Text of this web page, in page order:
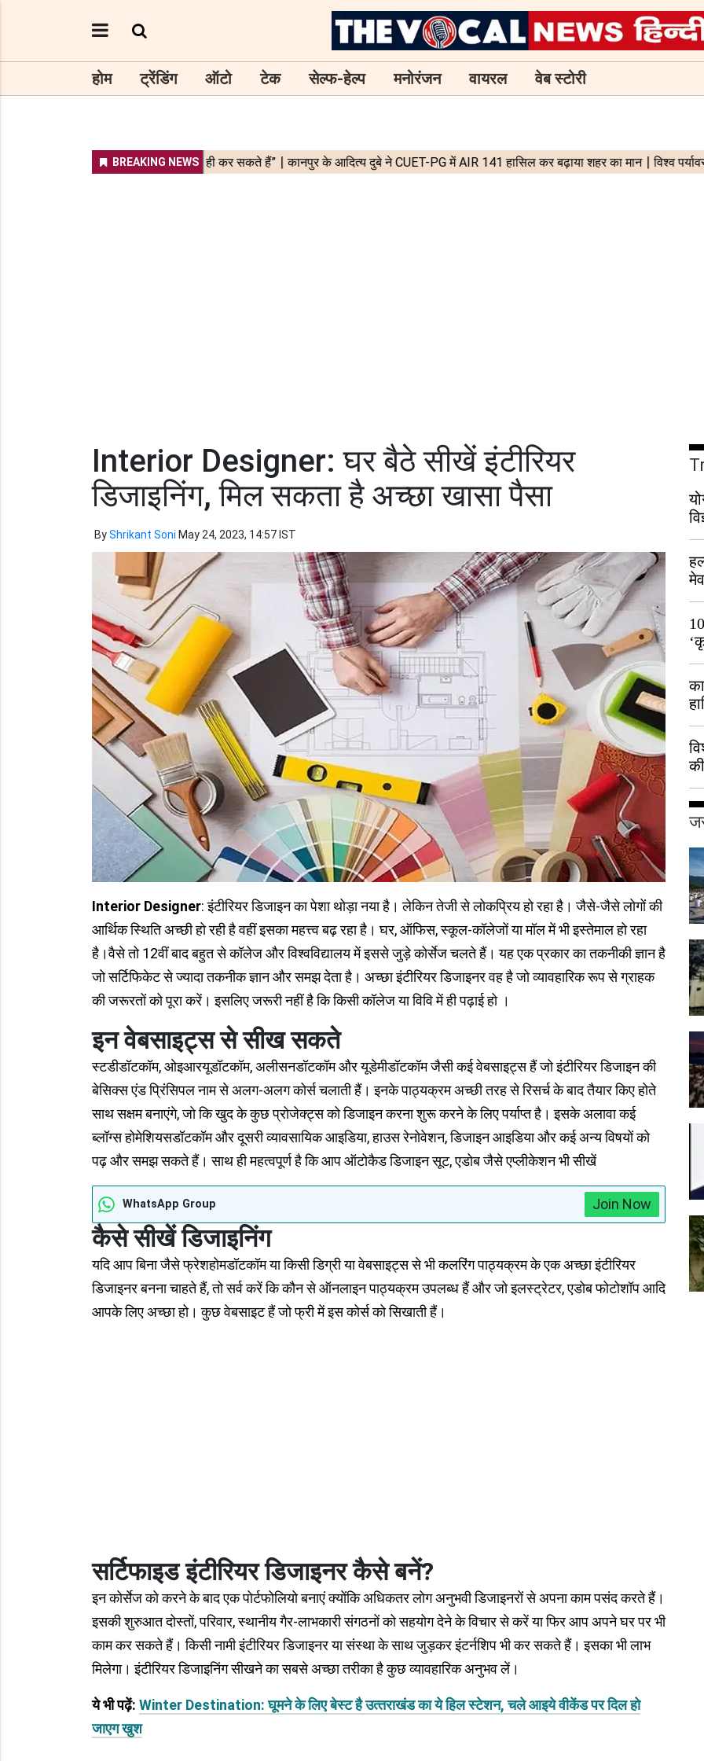
होम ट्रेंडिंग ऑटो टेक सेल्फ-हेल्प मनोरंजन वायरल वेब स्टोरी
Interior Designer: घर बैठे सीखें इंटीरियर
डिजाइनिंग, मिल सकता है अच्छा खासा पैसा
ByShrikant Soni May 24, 2023, 14:57 IST
Interior Designer: इंटीरियर डिजाइन का पेशा थोड़ा नया है। लेकिन तेजी से लोकप्रिय हो रहा है। जैसे-जैसे लोगों की
आर्थिक स्थिति अच्छी हो रही है वहीं इसका महत्त्व बढ़ रहा है। घर, ऑफिस, स्कूल-कॉलेजों या मॉल में भी इस्तेमाल हो रहा
है।वैसे तो 12वीं बाद बहुत से कॉलेज और विश्वविद्यालय में इससे जुड़े कोर्सेज चलते हैं। यह एक प्रकार का तकनीकी ज्ञान है
जो सर्टिफिकेट से ज्यादा तकनीक ज्ञान और समझ देता है। अच्छा इंटीरियर डिजाइनर वह है जो व्यावहारिक रूप से ग्राहक
की जरूरतों को पूरा करें। इसलिए जरूरी नहीं है कि किसी कॉलेज या विवि में ही पढ़ाई हो ।
इन वेबसाइट्स से सीख सकते
स्टडीडॉटकॉम, ओइआरयूडॉटकॉम, अलीसनडॉटकॉम और यूडेमीडॉटकॉम जैसी कई वेबसाइट्स हैं जो इंटीरियर डिजाइन की
बेसिक्स एंड प्रिंसिपल नाम से अलग-अलग कोर्स चलाती हैं। इनके पाठ्यक्रम अच्छी तरह से रिसर्च के बाद तैयार किए होते
साथ सक्षम बनाएंगे, जो कि खुद के कुछ प्रोजेक्ट्स को डिजाइन करना शुरू करने के लिए पर्याप्त है। इसके अलावा कई
ब्लॉग्स होमेशियसडॉटकॉम और दूसरी व्यावसायिक आइडिया, हाउस रेनोवेशन, डिजाइन आइडिया और कई अन्य विषयों को
पढ़ और समझ सकते हैं। साथ ही महत्वपूर्ण है कि आप ऑटोकैड डिजाइन सूट, एडोब जैसे एप्लीकेशन भी सीखें
WhatsApp Group Join Now
कैसे सीखें डिजाइनिंग
यदि आप बिना जैसे फ्रेशहोमडॉटकॉम या किसी डिग्री या वेबसाइट्स से भी कलरिंग पाठ्यक्रम के एक अच्छा इंटीरियर
डिजाइनर बनना चाहते हैं, तो सर्व करें कि कौन से ऑनलाइन पाठ्यक्रम उपलब्ध हैं और जो इलस्ट्रेटर, एडोब फोटोशॉप आदि
आपके लिए अच्छा हो। कुछ वेबसाइट हैं जो फ्री में इस कोर्स को सिखाती हैं।
सर्टिफाइड इंटीरियर डिजाइनर कैसे बनें?
इन कोर्सेज को करने के बाद एक पोर्टफोलियो बनाएं क्योंकि अधिकतर लोग अनुभवी डिजाइनरों से अपना काम पसंद करते हैं।
इसकी शुरुआत दोस्तों, परिवार, स्थानीय गैर-लाभकारी संगठनों को सहयोग देने के विचार से करें या फिर आप अपने घर पर भी
काम कर सकते हैं। किसी नामी इंटीरियर डिजाइनर या संस्था के साथ जुड़कर इंटर्नशिप भी कर सकते हैं। इसका भी लाभ
मिलेगा। इंटीरियर डिजाइनिंग सीखने का सबसे अच्छा तरीका है कुछ व्यावहारिक अनुभव लें।
ये भी पढ़ें: Winter Destination: घूमने के लिए बेस्‍ट है उत्‍तराखंड का ये हिल स्‍टेशन, चले आइये वीकेंड पर दिल हो
जाएग खुश
हुई